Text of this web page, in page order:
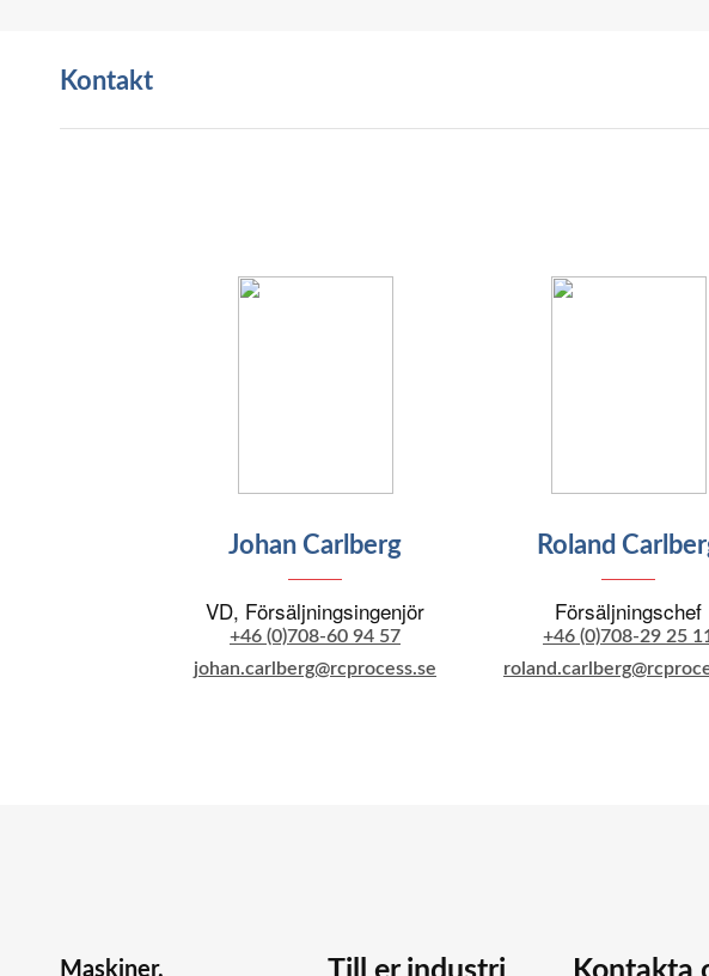
Kontakt
Johan Carlberg
VD, Försäljningsingenjör
+46 (0)708-60 94 57
johan.carlberg@rcprocess.se
Roland
Försäljningschef
+46 (0)708-29 25
Maskiner,